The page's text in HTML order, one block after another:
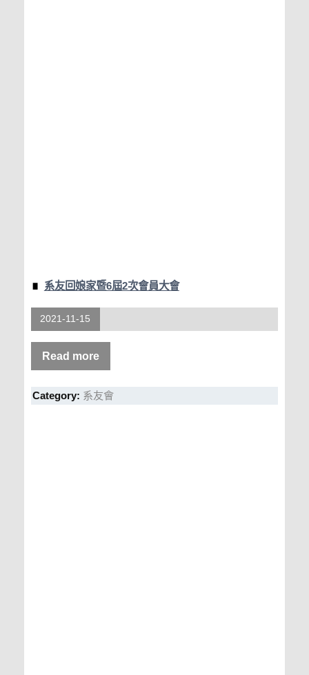
系友回娘家暨6屆2次會員大會
2021-11-15
Read more
Category: 系友會